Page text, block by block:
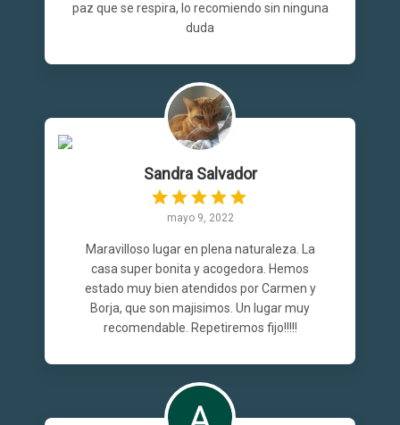
paz que se respira, lo recomiendo sin ninguna
duda
Sandra Salvador
mayo 9, 2022
Maravilloso lugar en plena naturaleza. La
casa super bonita y acogedora. Hemos
estado muy bien atendidos por Carmen y
Borja, que son majisimos. Un lugar muy
recomendable. Repetiremos fijo!!!!!